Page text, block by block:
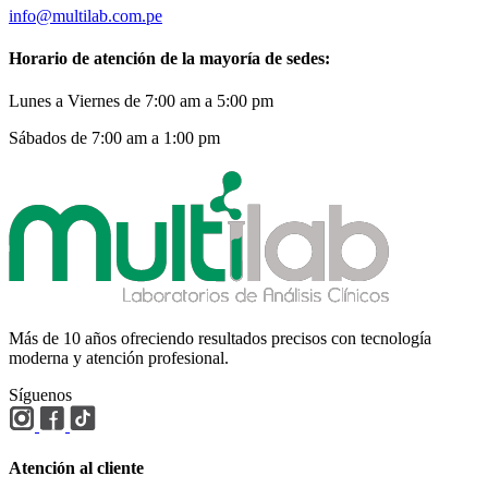
info@multilab.com.pe
Horario de atención de la mayoría de sedes:
Lunes a Viernes de 7:00 am a 5:00 pm
Sábados de 7:00 am a 1:00 pm
Más de 10 años ofreciendo resultados precisos con tecnología
moderna y atención profesional.
Síguenos
Atención al cliente